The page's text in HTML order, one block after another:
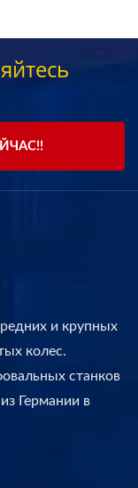
и крупных
колес.
станков
Германии в